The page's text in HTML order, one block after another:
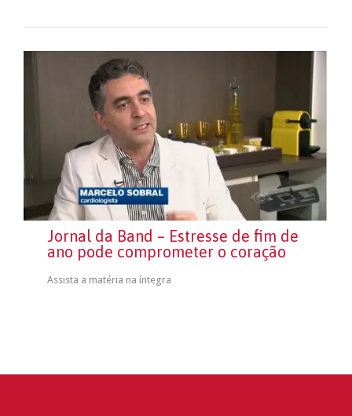
Jornal da Band – Estresse de fim de
ano pode comprometer o coração
Assista a matéria na íntegra